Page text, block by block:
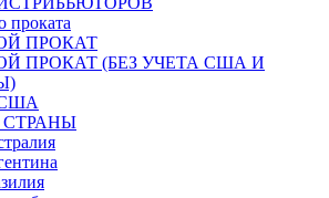
проката
ПРОКАТ
ПРОКАТ (БЕЗ УЧЕТА США И
СТРАНЫ